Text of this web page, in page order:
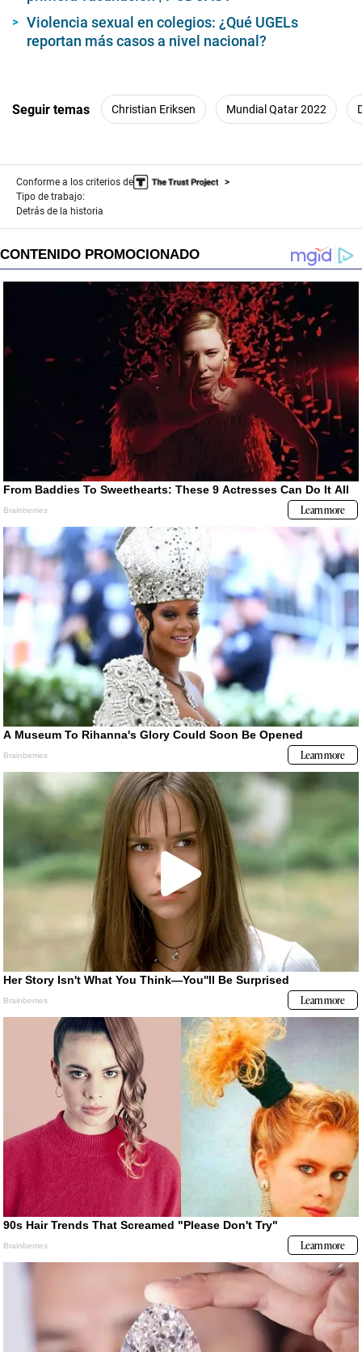
Violencia sexual en colegios: ¿Qué UGELs
reportan más casos a nivel nacional?
Seguir temas Christian Eriksen Mundial Qatar 2022
Conforme a los criterios de
Tipo de trabajo:
Detrás de la historia